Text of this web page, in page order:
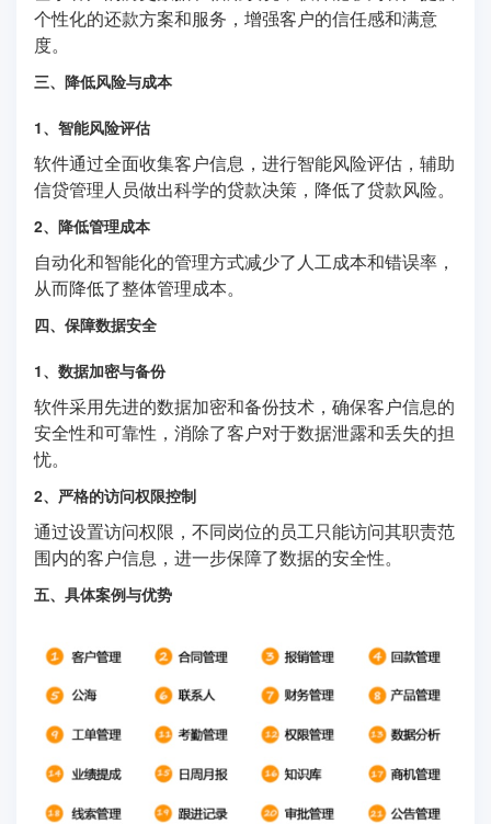
个性化的还款方案和服务，增强客户的信任感和满意
度。
三、降低风险与成本
1、智能风险评估
软件通过全面收集客户信息，进行智能风险评估，辅助
信贷管理人员做出科学的贷款决策，降低了贷款风险。
2、降低管理成本
自动化和智能化的管理方式减少了人工成本和错误率，
从而降低了整体管理成本。
四、保障数据安全
1、数据加密与备份
软件采用先进的数据加密和备份技术，确保客户信息的
安全性和可靠性，消除了客户对于数据泄露和丢失的担
忧。
2、严格的访问权限控制
通过设置访问权限，不同岗位的员工只能访问其职责范
围内的客户信息，进一步保障了数据的安全性。
五、具体案例与优势